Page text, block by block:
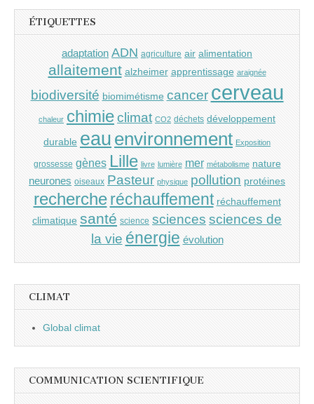
ÉTIQUETTES
adaptation ADN agriculture air alimentation
allaitement alzheimer apprentissage araignée
biodiversité biomimétisme cancer cerveau
chaleur chimieclimat CO2 déchets développement
durable eau environnement Exposition
grossesse gènes Lille livre lumière mer métabolisme nature
neurones oiseaux Pasteur physique pollution protéines
recherche réchauffement réchauffement
climatique santé science sciences sciences de
la vie énergie évolution
CLIMAT
Global climat
COMMUNICATION SCIENTIFIQUE